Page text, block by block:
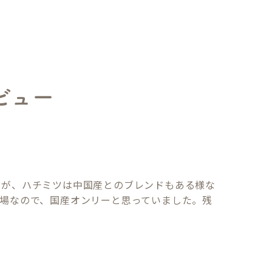
ー
、ハチミツは中国産とのブレンドもある様な
なので、国産オンリーと思っていました。残